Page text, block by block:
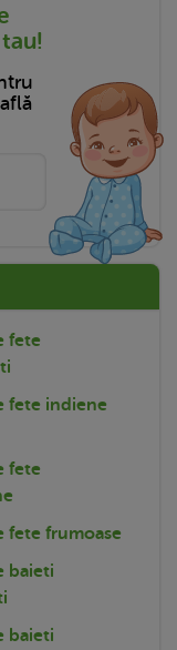
fete
fete indiene
fete
fete frumoase
baieti
baieti